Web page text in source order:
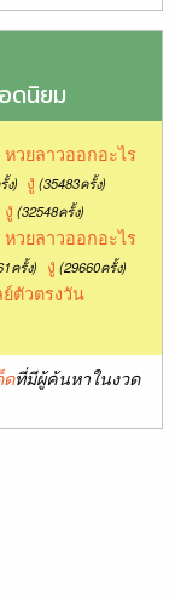
ดนิยม
หวยลาวออกอะไร
ง) งู (35483ครั้ง)
งู (32548ครั้ง)
หวยลาวออกอะไร
ครั้ง) งู (29660ครั้ง)
ตัวตรงวัน
ดที่มีผู้ค้นหาในงวด